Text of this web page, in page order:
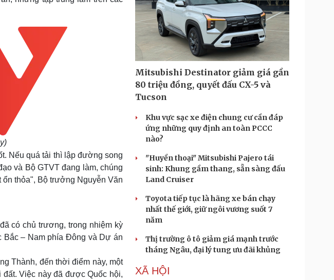
)
Nếu quá tải thì lập đường song
và Bộ GTVT đang làm, chúng
thỏa", Bộ trưởng Nguyễn Văn
có chủ trương, trong nhiệm kỳ
Bắc – Nam phía Đông và Dự án
Thành, đến thời điểm này, một
đất. Việc này đã được Quốc hội,
Mitsubishi Destinator giảm giá gần
80 triệu đồng, quyết đấu CX-5 và
Tucson
Khu vực sạc xe điện chung cư cần đáp
ứng những quy định an toàn PCCC
nào?
"Huyền thoại" Mitsubishi Pajero tái
sinh: Khung gầm thang, sẵn sàng đấu
Land Cruiser
Toyota tiếp tục là hãng xe bán chạy
nhất thế giới, giữ ngôi vương suốt 7
năm
Thị trường ô tô giảm giá mạnh trước
tháng Ngâu, đại lý tung ưu đãi khủng
XÃ HỘI